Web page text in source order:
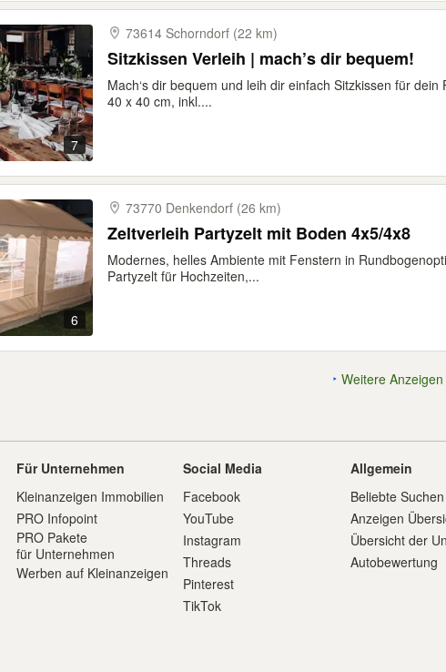
7
73614 Schorndorf (22 km)
Sitzkissen Verleih | mach’s dir bequem!
Mach‘s dir bequem und leih dir einfach Sitzkissen für dein
40 x 40 cm, inkl....
6
73770 Denkendorf (26 km)
Zeltverleih Partyzelt mit Boden 4x5/4x8
Modernes, helles Ambiente mit Fenstern in
Partyzelt für Hochzeiten,...
Weitere
Für Unternehmen
Kleinanzeigen Immobilien
PRO Infopoint
PRO Pakete
für Unternehmen
Werben auf Kleinanzeigen
Social Media
Facebook
YouTube
Instagram
Threads
Pinterest
TikTok
Allgemein
Beliebte
Anzeigen
Übersicht der
Autobewertung